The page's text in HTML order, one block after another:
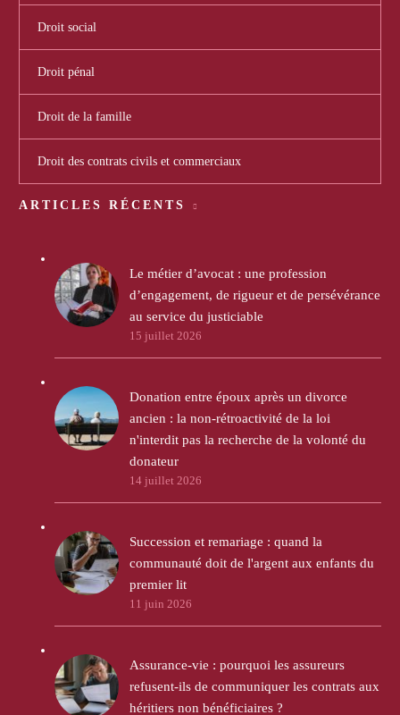
Droit social
Droit pénal
Droit de la famille
Droit des contrats civils et commerciaux
ARTICLES RÉCENTS
Le métier d’avocat : une profession
d’engagement, de rigueur et de persévérance
au service du justiciable
15 juillet 2026
Donation entre époux après un divorce
ancien : la non-rétroactivité de la loi
n'interdit pas la recherche de la volonté du
donateur
14 juillet 2026
Succession et remariage : quand la
communauté doit de l'argent aux enfants du
premier lit
11 juin 2026
Assurance-vie : pourquoi les assureurs
refusent-ils de communiquer les contrats aux
héritiers non bénéficiaires ?